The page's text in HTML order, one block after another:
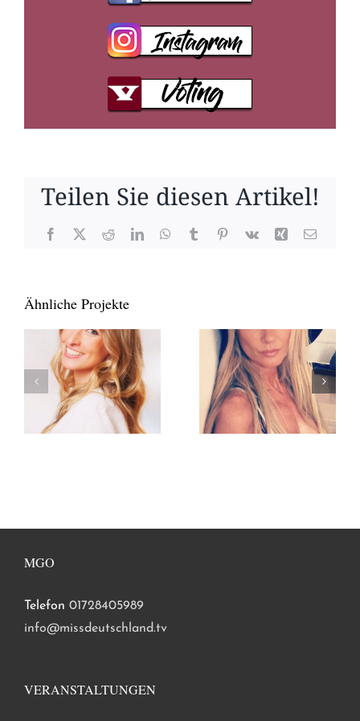
Teilen Sie diesen Artikel!
Facebook
X RedditLinkedInWhatsApp
TumblrPinterest
Vk Xing E-
Ähnliche Projekte
MGO
Telefon 01728405989
info@missdeutschland.tv
VERANSTALTUNGEN